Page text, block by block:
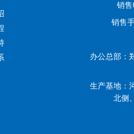
销售
销售
办公总部：
生产基地：
北侧